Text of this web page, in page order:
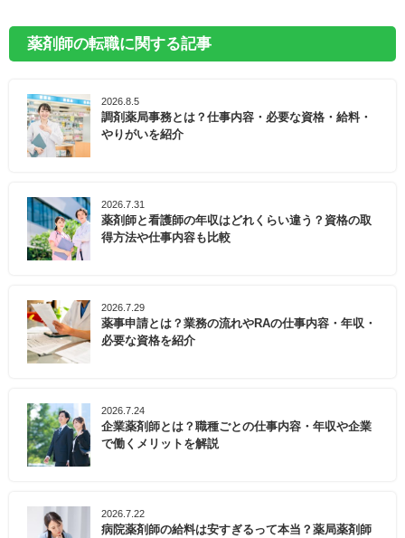
薬剤師の転職に関する記事
2026.8.5
調剤薬局事務とは？仕事内容・必要な資格・給料・
やりがいを紹介
2026.7.31
薬剤師と看護師の年収はどれくらい違う？資格の取
得方法や仕事内容も比較
2026.7.29
薬事申請とは？業務の流れやRAの仕事内容・年収・
必要な資格を紹介
2026.7.24
企業薬剤師とは？職種ごとの仕事内容・年収や企業
で働くメリットを解説
2026.7.22
病院薬剤師の給料は安すぎるって本当？薬局薬剤師